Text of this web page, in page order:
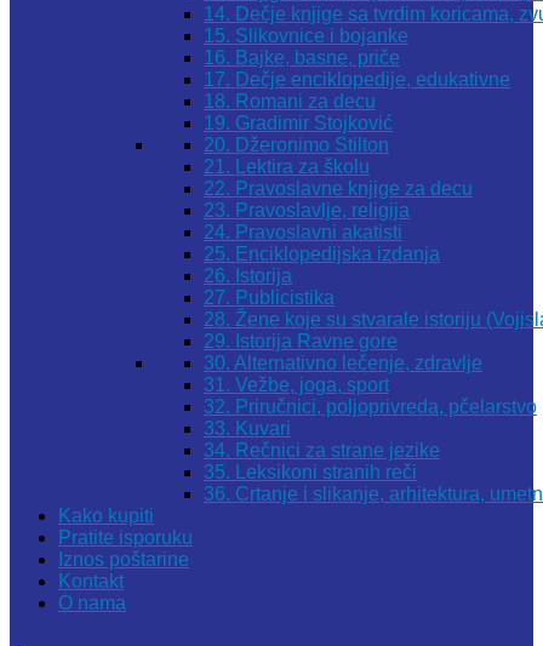
14. Dečje knjige sa tvrdim koricama,
15. Slikovnice i bojanke
16. Bajke, basne, priče
17. Dečje enciklopedije, edukativne
18. Romani za decu
19. Gradimir Stojković
20. Džeronimo Stilton
21. Lektira za školu
22. Pravoslavne knjige za decu
23. Pravoslavlje, religija
24. Pravoslavni akatisti
25. Enciklopedijska izdanja
26. Istorija
27. Publicistika
28. Žene koje su stvarale istoriju
29. Istorija Ravne gore
30. Alternativno lečenje, zdravlje
31. Vežbe, joga, sport
32. Priručnici, poljoprivreda, pčelarstvo
33. Kuvari
34. Rečnici za strane jezike
35. Leksikoni stranih reči
36. Crtanje i slikanje, arhitektura,
Kako kupiti
Pratite isporuku
Iznos poštarine
Kontakt
O nama